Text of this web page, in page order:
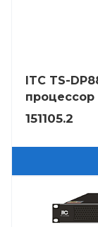
ITC TS-
процессор
151105.2